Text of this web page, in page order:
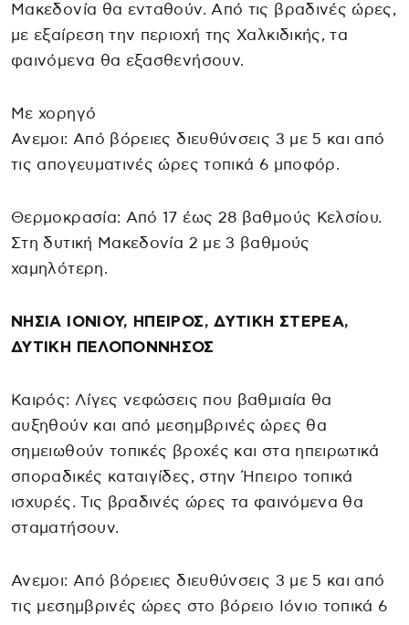
Μακεδονία θα ενταθούν. Από τις βραδινές ώρες,
με εξαίρεση την περιοχή της Χαλκιδικής, τα
φαινόμενα θα εξασθενήσουν.
Με χορηγό
Ανεμοι: Από βόρειες διευθύνσεις 3 με 5 και από
τις απογευματινές ώρες τοπικά 6 μποφόρ.
Θερμοκρασία: Από 17 έως 28 βαθμούς Κελσίου.
Στη δυτική Μακεδονία 2 με 3 βαθμούς
χαμηλότερη.
ΝΗΣΙΑ ΙΟΝΙΟΥ, ΗΠΕΙΡΟΣ, ΔΥΤΙΚΗ ΣΤΕΡΕΑ,
ΔΥΤΙΚΗ ΠΕΛΟΠΟΝΝΗΣΟΣ
Καιρός: Λίγες νεφώσεις που βαθμιαία θα
αυξηθούν και από μεσημβρινές ώρες θα
σημειωθούν τοπικές βροχές και στα ηπειρωτικά
σποραδικές καταιγίδες, στην Ήπειρο τοπικά
ισχυρές. Τις βραδινές ώρες τα φαινόμενα θα
σταματήσουν.
Ανεμοι: Από βόρειες διευθύνσεις 3 με 5 και από
τις μεσημβρινές ώρες στο βόρειο Ιόνιο τοπικά 6